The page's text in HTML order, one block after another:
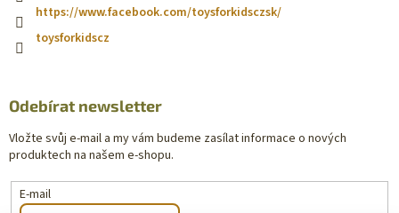
https://www.facebook.com/toysforkidsczsk/
toysforkidscz
Odebírat newsletter
Vložte svůj e-mail a my vám budeme zasílat informace o nových
produktech na našem e-shopu.
E-mail